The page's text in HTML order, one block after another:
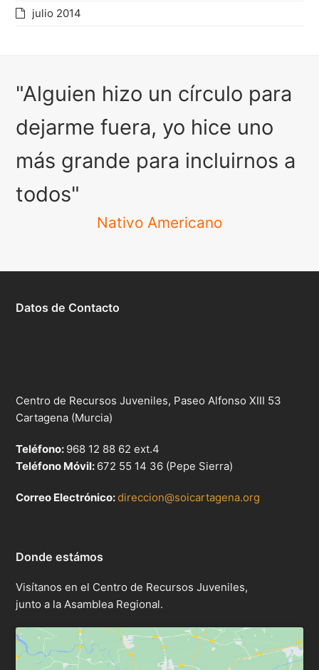
julio 2014
"Alguien hizo un círculo para
dejarme fuera, yo hice uno
más grande para incluirnos a
todos"
Nativo Americano
Datos de Contacto
Centro de Recursos Juveniles, Paseo Alfonso XIII 53
Cartagena (Murcia)
Teléfono: 968 12 88 62 ext.4
Teléfono Móvil: 672 55 14 36 (Pepe Sierra)
Correo Electrónico:direccion@soicartagena.org
Donde estámos
Visítanos en el Centro de Recursos Juveniles,
junto a la Asamblea Regional.